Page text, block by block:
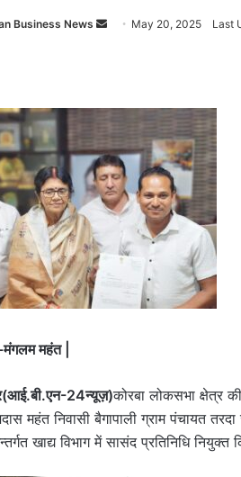
Business News
Send May 20, 2025 Last
मंगलम महंत |
24न्यूज़)कोरबा लोकसभा क्षेत्र
महंत निवासी बैगापाली ग्राम पंचायत
खाद्य विभाग में सासंद प्रतिनिधि नियुक्त